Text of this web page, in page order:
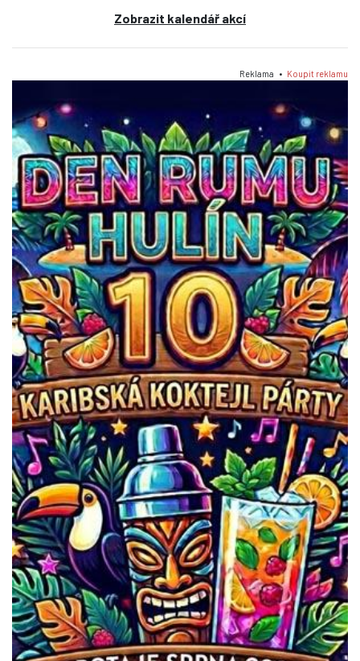
Zobrazit kalendář akcí
Reklama • Koupit reklamu